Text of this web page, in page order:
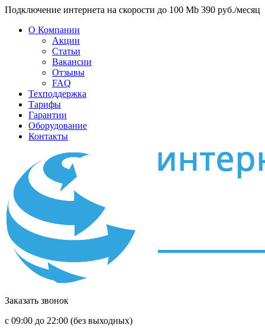
Подключение интернета на скорости до 100 Mb 390 руб./месяц
О Компании
Акции
Статьи
Вакансии
Отзывы
FAQ
Техподдержка
Тарифы
Гарантии
Оборудование
Контакты
Заказать звонок
с 09:00 до 22:00 (без выходных)